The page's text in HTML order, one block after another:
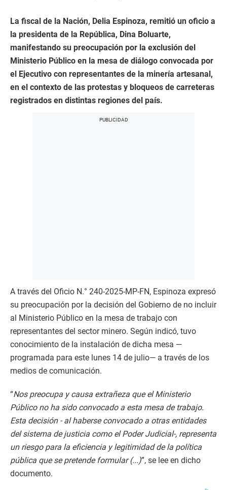
La fiscal de la Nación, Delia Espinoza, remitió un oficio a
la presidenta de la República, Dina Boluarte,
manifestando su preocupación por la exclusión del
Ministerio Público en la mesa de diálogo convocada por
el Ejecutivo con representantes de la minería artesanal,
en el contexto de las protestas y bloqueos de carreteras
registrados en distintas regiones del país.
A través del Oficio N.° 240-2025-MP-FN, Espinoza expresó
su preocupación por la decisión del Gobierno de no incluir
al Ministerio Público en la mesa de trabajo con
representantes del sector minero. Según indicó, tuvo
conocimiento de la instalación de dicha mesa —
programada para este lunes 14 de julio— a través de los
medios de comunicación.
“Nos preocupa y causa extrañeza que el Ministerio
Público no ha sido convocado a esta mesa de trabajo.
Esta decisión - al haberse convocado a otras entidades
del sistema de justicia como el Poder Judicial-, representa
un riesgo para la eficiencia y legitimidad de la política
pública que se pretende formular (...)”, se lee en dicho
documento.